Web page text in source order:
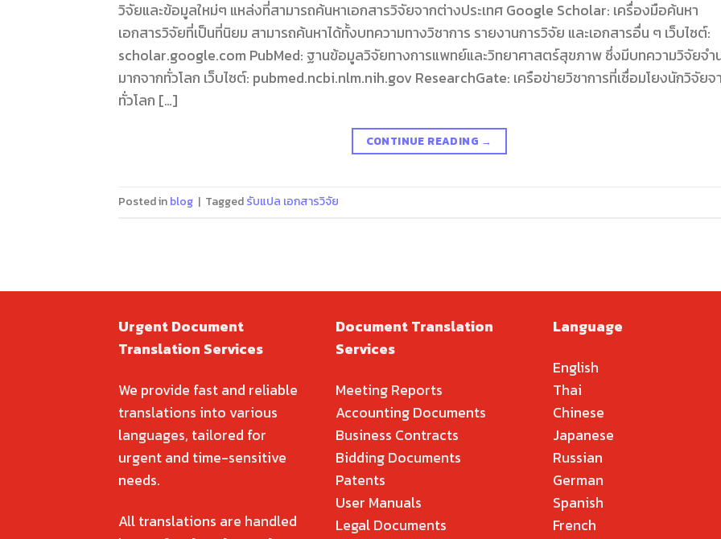
วิจัยและข้อมูลใหม่ๆ แหล่งที่สามารถค้นหาเอกสารวิจัยจากต่างประเทศ Google Scholar: เครื่องมือค้นหา
เอกสารวิจัยที่เป็นที่นิยม สามารถค้นหาได้ทั้งบทความทางวิชาการ รายงานการวิจัย และเอกสารอื่น ๆ เว็บไซต์:
scholar.google.com PubMed: ฐานข้อมูลวิจัยทางการแพทย์และวิทยาศาสตร์สุขภาพ ซึ่งมีบทความวิจัยจำ
มากจากทั่วโลก เว็บไซต์: pubmed.ncbi.nlm.nih.gov ResearchGate: เครือข่ายวิชาการที่เชื่อมโยงนักวิจัยจ
ทั่วโลก […]
CONTINUE READING →
Posted inblog | Taggedรับแปล เอกสารวิจัย
Urgent Document
Translation Services
We provide fast and reliable
translations into various
languages, tailored for
urgent and time-sensitive
needs.
All translations are handled
Document Translation
Services
Meeting Reports
Accounting Documents
Business Contracts
Bidding Documents
Patents
User Manuals
Legal Documents
Language
English
Thai
Chinese
Japanese
Russian
German
Spanish
French